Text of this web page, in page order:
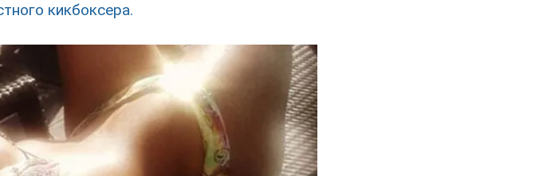
кикбоксера.